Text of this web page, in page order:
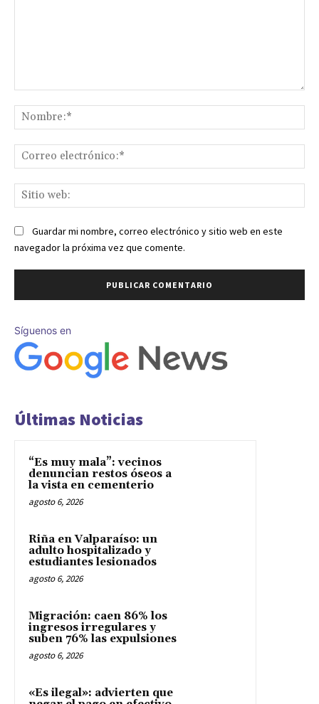
Guardar mi nombre, correo electrónico y sitio web en este
navegador la próxima vez que comente.
Síguenos en
Últimas Noticias
“Es muy mala”: vecinos
denuncian restos óseos a
la vista en cementerio
agosto 6, 2026
Riña en Valparaíso: un
adulto hospitalizado y
estudiantes lesionados
agosto 6, 2026
Migración: caen 86% los
ingresos irregulares y
suben 76% las expulsiones
agosto 6, 2026
«Es ilegal»: advierten que